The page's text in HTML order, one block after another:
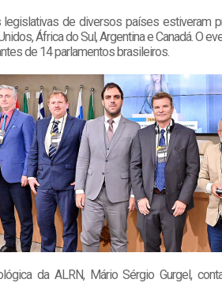
de diversos países estiveram
África do Sul, Argentina e Canadá. O
de 14 parlamentos brasileiros.
da ALRN, Mário Sérgio Gurgel,